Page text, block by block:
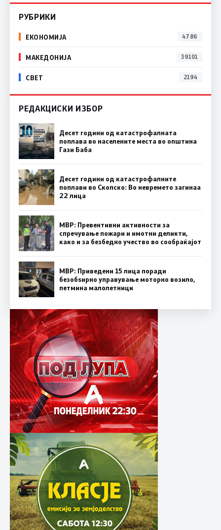
РУБРИКИ
ЕКОНОМИЈА 4786
МАКЕДОНИЈА 39101
СВЕТ 2194
РЕДАКЦИСКИ ИЗБОР
Десет години од катастрофалната
поплава во населените места во општина
Гази Баба
Десет години од катастрофалните
поплави во Скопско: Во невремето загинаа
22 лица
МВР: Превентивни активности за
спречување пожари и имотни деликти,
како и за безбедно учество во сообраќајот
МВР: Приведени 15 лица поради
безобѕирно управување моторно возило,
петмина малолетници